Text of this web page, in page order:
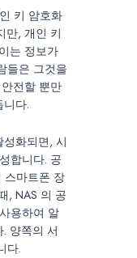
키 암호화
만, 개인 키
는 정보가
들은 그것을
전할 뿐만
다.
화되면, 시
합니다. 공
스마트폰 장
, NAS 의 공
용하여 알
양쪽의 서
다.